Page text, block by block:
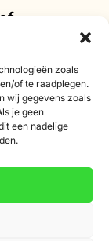
zoals
of te raadplegen.
wij gegevens zoals
je geen
een nadelige
10%